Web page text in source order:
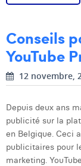
Edouard Polet
Eliott Pousset
Floriane
Janne Beke
Jonas Geiregat
Conseils
YouTube
12 novembre,
Depuis deux ans
publicité sur la
en Belgique. Ceci
publicitaires pour
marketing.